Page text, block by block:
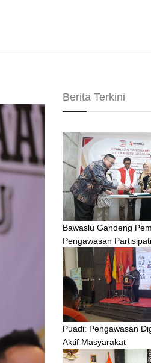
Berita Terkini
Bawaslu Gandeng
Pengawasan
Puadi: Pengawasan
Aktif Masyarakat